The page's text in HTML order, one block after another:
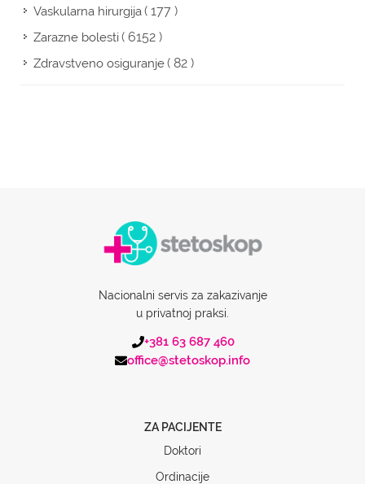
Vaskularna hirurgija( 177 )
Zarazne bolesti( 6152 )
Zdravstveno osiguranje( 82 )
Nacionalni servis za zakazivanje
u privatnoj praksi.
+381 63 687 460
office@stetoskop.info
ZA PACIJENTE
Doktori
Ordinacije